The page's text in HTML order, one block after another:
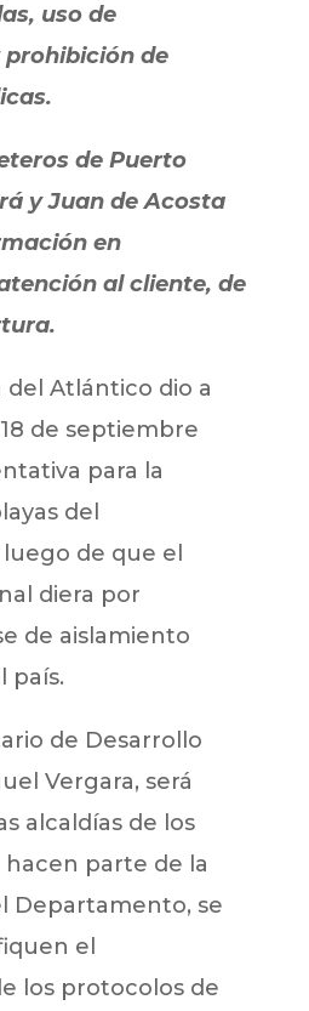
uso de
de
de Puerto
y Juan de Acosta
en
al cliente, de
del Atlántico dio a
de septiembre
para la
del
de que el
diera por
de aislamiento
país.
de Desarrollo
Vergara, será
alcaldías de los
parte de la
Departamento, se
el
los protocolos de